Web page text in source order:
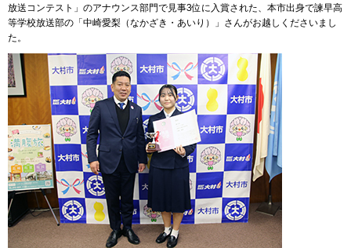
放送コンテスト」のアナウンス部門で見事3位に入賞された、本市出身で諫早高
等学校放送部の「中崎愛梨（なかざき・あいり）」さんがお越しくださいまし
た。